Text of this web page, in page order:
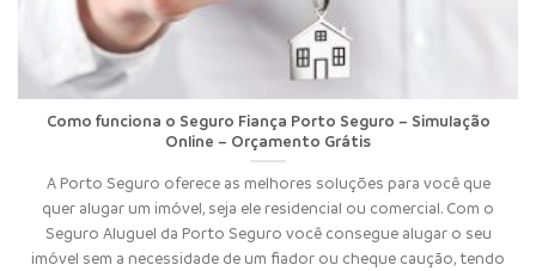
Como funciona o Seguro Fiança Porto Seguro – Simulação
Online – Orçamento Grátis
A Porto Seguro oferece as melhores soluções para você que
quer alugar um imóvel, seja ele residencial ou comercial. Com o
Seguro Aluguel da Porto Seguro você consegue alugar o seu
imóvel sem a necessidade de um fiador ou cheque caução, tendo